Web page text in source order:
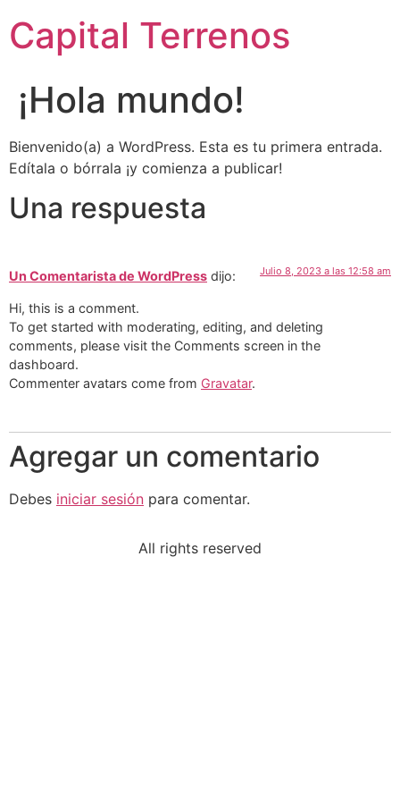
Capital Terrenos
¡Hola mundo!
Bienvenido(a) a WordPress. Esta es tu primera entrada.
Edítala o bórrala ¡y comienza a publicar!
Una respuesta
Un Comentarista de WordPress dijo: Julio 8, 2023 a las 12:58 am
Hi, this is a comment.
To get started with moderating, editing, and deleting
comments, please visit the Comments screen in the
dashboard.
Commenter avatars come from Gravatar.
Agregar un comentario
Debes iniciar sesión para comentar.
All rights reserved